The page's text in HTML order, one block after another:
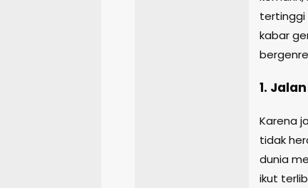
tertinggi
kabar
1.
Karena
tidak
dunia
ikut